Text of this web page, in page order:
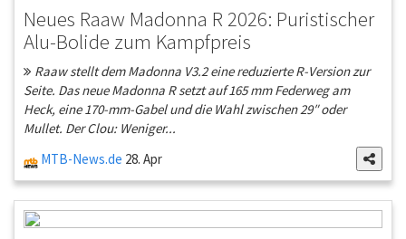
Neues Raaw Madonna R 2026: Puristischer
Alu-Bolide zum Kampfpreis
Raaw stellt dem Madonna V3.2 eine reduzierte R-Version zur
Seite. Das neue Madonna R setzt auf 165 mm Federweg am
Heck, eine 170-mm-Gabel und die Wahl zwischen 29″ oder
Mullet. Der Clou: Weniger...
MTB-News.de 28. Apr